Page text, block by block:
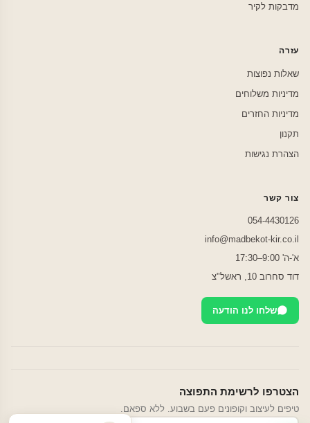
מדבקות לקיר
עזרה
שאלות נפוצות
מדיניות משלוחים
מדיניות החזרים
תקנון
הצהרת נגישות
צור קשר
054-4430126
info@madbekot-kir.co.il
א'-ה' 9:00–17:30
דוד סחרוב 10, ראשל"צ
שלחו לנו הודעה
הצטרפו לרשימת התפוצה
טיפים לעיצוב וקופונים פעם בשבוע. ללא ספאם.